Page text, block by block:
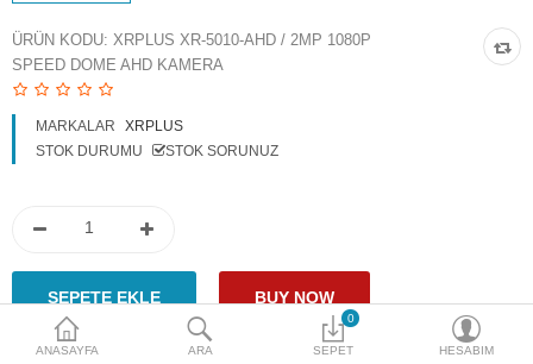
Ürün Güvenlik Sistemleri
Para Birimi
ANASAYFA ARA
0
SEPET HESABIM
ÜRÜN KODU: XRPLUS XR-5010-AHD / 2MP 1080P
SPEED DOME AHD KAMERA
MARKALAR
XRPLUS
STOK DURUMU
STOK SORUNUZ